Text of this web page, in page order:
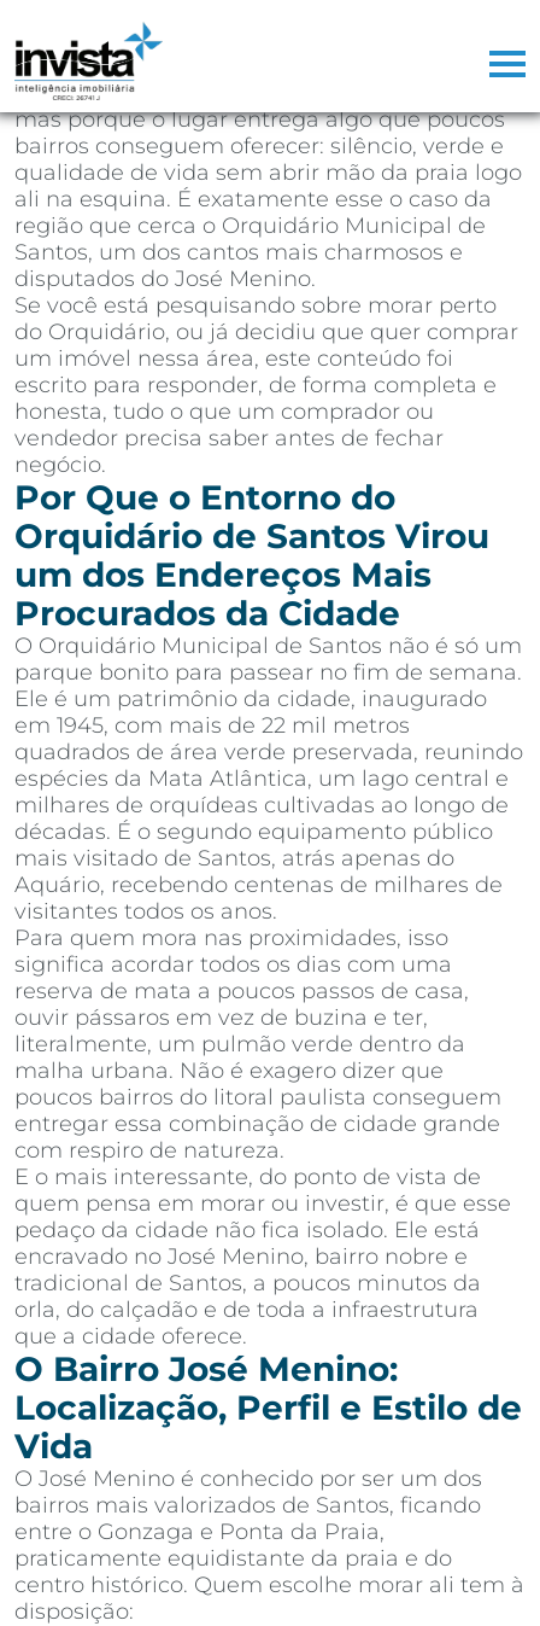
corretor de imóveis na Baixada Santista,
aprendi que existem regiões que vendem
sozinhas. Não porque o marketing seja bom,
mas porque o lugar entrega algo que poucos
bairros conseguem oferecer: silêncio, verde e
qualidade de vida sem abrir mão da praia logo
ali na esquina. É exatamente esse o caso da
região que cerca o Orquidário Municipal de
Santos, um dos cantos mais charmosos e
disputados do José Menino.
Se você está pesquisando sobre morar perto
do Orquidário, ou já decidiu que quer comprar
um imóvel nessa área, este conteúdo foi
escrito para responder, de forma completa e
honesta, tudo o que um comprador ou
vendedor precisa saber antes de fechar
negócio.
Por Que o Entorno do
Orquidário de Santos Virou
um dos Endereços Mais
Procurados da Cidade
O Orquidário Municipal de Santos não é só um
parque bonito para passear no fim de semana.
Ele é um patrimônio da cidade, inaugurado
em 1945, com mais de 22 mil metros
quadrados de área verde preservada, reunindo
espécies da Mata Atlântica, um lago central e
milhares de orquídeas cultivadas ao longo de
décadas. É o segundo equipamento público
mais visitado de Santos, atrás apenas do
Aquário, recebendo centenas de milhares de
visitantes todos os anos.
Para quem mora nas proximidades, isso
significa acordar todos os dias com uma
reserva de mata a poucos passos de casa,
ouvir pássaros em vez de buzina e ter,
literalmente, um pulmão verde dentro da
malha urbana. Não é exagero dizer que
poucos bairros do litoral paulista conseguem
entregar essa combinação de cidade grande
com respiro de natureza.
E o mais interessante, do ponto de vista de
quem pensa em morar ou investir, é que esse
pedaço da cidade não fica isolado. Ele está
encravado no José Menino, bairro nobre e
tradicional de Santos, a poucos minutos da
orla, do calçadão e de toda a infraestrutura
que a cidade oferece.
O Bairro José Menino:
Localização, Perfil e Estilo de
Vida
O José Menino é conhecido por ser um dos
bairros mais valorizados de Santos, ficando
entre o Gonzaga e Ponta da Praia,
praticamente equidistante da praia e do
centro histórico. Quem escolhe morar ali tem à
disposição: